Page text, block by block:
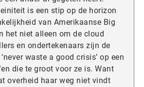
is een stip op de horizon
van Amerikaanse Big
het niet alleen om de cloud
en ondertekenaars zijn de
waste a good crisis’ op een
die te groot voor ze is. Want
overheid haar weg niet vindt